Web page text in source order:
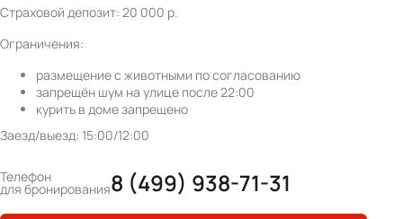
Страховой депозит: 20 000 р.
Ограничения:
размещение с животными по согласованию
запрещён шум на улице после 22:00
курить в доме запрещено
Заезд/выезд: 15:00/12:00
Телефон
для бронирования8 (499) 938-71-31